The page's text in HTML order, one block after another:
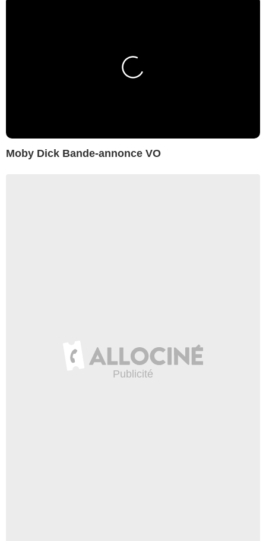
Moby Dick Bande-annonce VO